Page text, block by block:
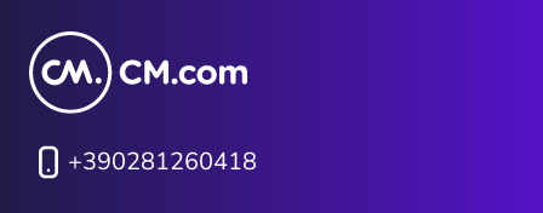
+390281260418